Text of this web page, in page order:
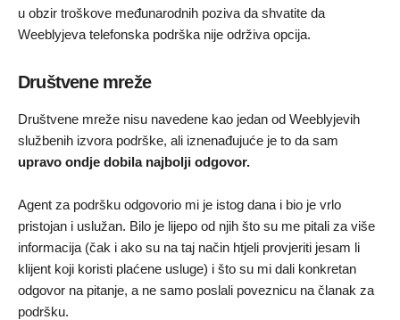
u obzir troškove međunarodnih poziva da shvatite da
Weeblyjeva telefonska podrška nije održiva opcija.
Društvene mreže
Društvene mreže nisu navedene kao jedan od Weeblyjevih
službenih izvora podrške, ali iznenađujuće je to da sam
upravo ondje dobila najbolji odgovor.
Agent za podršku odgovorio mi je istog dana i bio je vrlo
pristojan i uslužan. Bilo je lijepo od njih što su me pitali za više
informacija (čak i ako su na taj način htjeli provjeriti jesam li
klijent koji koristi plaćene usluge) i što su mi dali konkretan
odgovor na pitanje, a ne samo poslali poveznicu na članak za
podršku.